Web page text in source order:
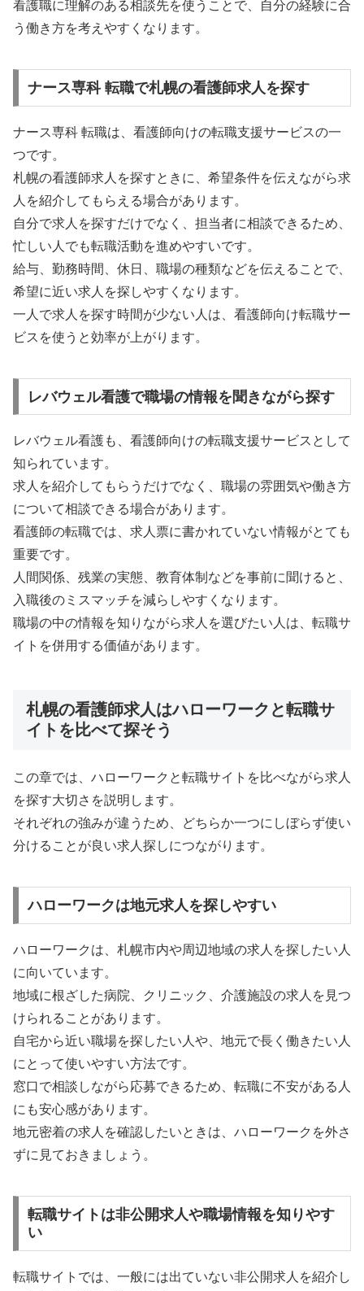
看護職に理解のある相談先を使うことで、自分の経験に合
う働き方を考えやすくなります。
ナース専科 転職で札幌の看護師求人を探す
ナース専科 転職は、看護師向けの転職支援サービスの一
つです。
札幌の看護師求人を探すときに、希望条件を伝えながら求
人を紹介してもらえる場合があります。
自分で求人を探すだけでなく、担当者に相談できるため、
忙しい人でも転職活動を進めやすいです。
給与、勤務時間、休日、職場の種類などを伝えることで、
希望に近い求人を探しやすくなります。
一人で求人を探す時間が少ない人は、看護師向け転職サー
ビスを使うと効率が上がります。
レバウェル看護で職場の情報を聞きながら探す
レバウェル看護も、看護師向けの転職支援サービスとして
知られています。
求人を紹介してもらうだけでなく、職場の雰囲気や働き方
について相談できる場合があります。
看護師の転職では、求人票に書かれていない情報がとても
重要です。
人間関係、残業の実態、教育体制などを事前に聞けると、
入職後のミスマッチを減らしやすくなります。
職場の中の情報を知りながら求人を選びたい人は、転職サ
イトを併用する価値があります。
札幌の看護師求人はハローワークと転職サ
イトを比べて探そう
この章では、ハローワークと転職サイトを比べながら求人
を探す大切さを説明します。
それぞれの強みが違うため、どちらか一つにしぼらず使い
分けることが良い求人探しにつながります。
ハローワークは地元求人を探しやすい
ハローワークは、札幌市内や周辺地域の求人を探したい人
に向いています。
地域に根ざした病院、クリニック、介護施設の求人を見つ
けられることがあります。
自宅から近い職場を探したい人や、地元で長く働きたい人
にとって使いやすい方法です。
窓口で相談しながら応募できるため、転職に不安がある人
にも安心感があります。
地元密着の求人を確認したいときは、ハローワークを外さ
ずに見ておきましょう。
転職サイトは非公開求人や職場情報を知りやす
い
転職サイトでは、一般には出ていない非公開求人を紹介し